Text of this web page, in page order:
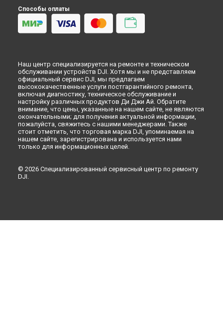
Способы оплаты
Наш центр специализируется на ремонте и техническом
обслуживании устройств DJI. Хотя мы и не представляем
официальный сервис DJI, мы предлагаем
высококачественные услуги постгарантийного ремонта,
включая диагностику, техническое обслуживание и
настройку различных продуктов Ди Джи Ай. Обратите
внимание, что цены, указанные на нашем сайте, не являются
окончательными; для получения актуальной информации,
пожалуйста, свяжитесь с нашими менеджерами. Также
стоит отметить, что торговая марка DJI, упоминаемая на
нашем сайте, зарегистрирована и используется нами
только для информационных целей.
© 2026 Специализированный сервисный центр по ремонту
DJI.